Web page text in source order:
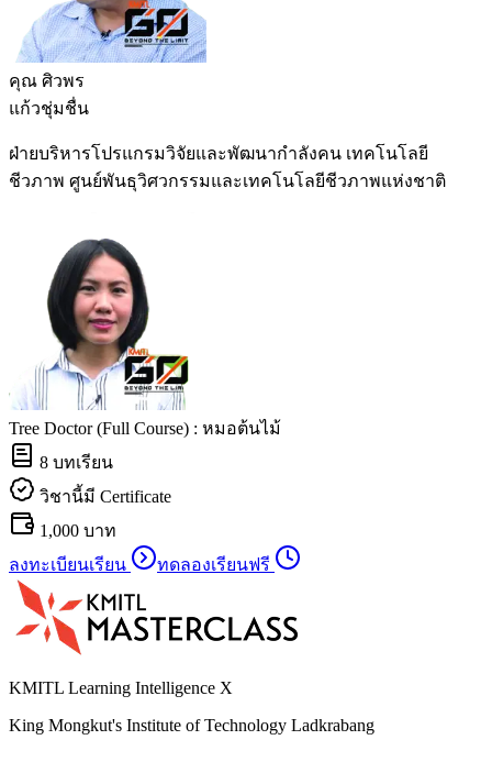
คุณ ศิวพร
แก้วชุ่มชื่น
ฝ่ายบริหารโปรแกรมวิจัยและพัฒนากำลังคน เทคโนโลยี
ชีวภาพ ศูนย์พันธุวิศวกรรมและเทคโนโลยีชีวภาพแห่งชาติ
Tree Doctor (Full Course) : หมอต้นไม้
8 บทเรียน
วิชานี้มี Certificate
1,000 บาท
ลงทะเบียนเรียน
ทดลองเรียนฟรี
KMITL Learning Intelligence X
King Mongkut's Institute of Technology Ladkrabang